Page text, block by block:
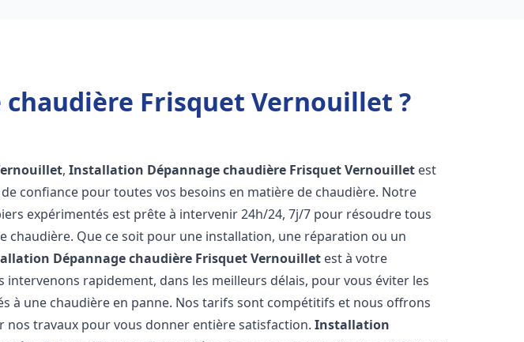
Frisquet Vernouillet ?
,Installation Dépannage chaudière FrisquetVernouillet est
confiance pour toutes vos besoins en matière de chaudière. Notre
expérimentés est prête à intervenir 24h/24, 7j/7 pour résoudre tous
chaudière. Que ce soit pour une installation, une réparation ou un
Dépannage chaudière FrisquetVernouillet est à votre
intervenons rapidement, dans les meilleurs délais, pour vous éviter les
à une chaudière en panne. Nos tarifs sont compétitifs et nous offrons
nos travaux pour vous donner entière satisfaction.Installation